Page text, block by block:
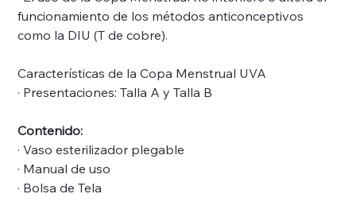
funcionamiento de los métodos anticonceptivos
como la DIU (T de cobre).
Características de la Copa Menstrual UVA
· Presentaciones: Talla A y Talla B
Contenido:
· Vaso esterilizador plegable
· Manual de uso
· Bolsa de Tela